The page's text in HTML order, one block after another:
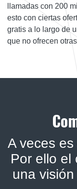
llamadas con 200
esto con ciertas
gratis a lo largo de
que no ofrecen
A veces
Por ello el
una